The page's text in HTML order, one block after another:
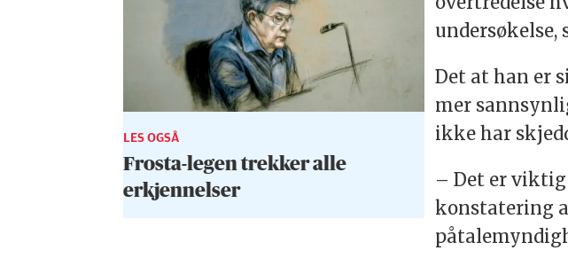
LES OGSÅ
Frosta-legen trekker alle
erkjennelser
undersøkelse,
Det at han er
mer
ikke har
– Det er
konstatering